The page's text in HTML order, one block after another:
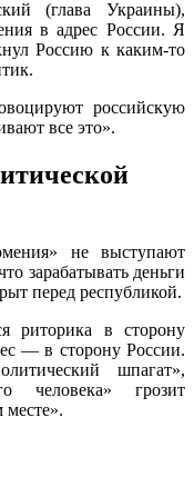
(глава Украины),
в адрес России. Я
Россию к каким-то
российскую
все это».
не выступают
зарабатывать деньги
перед республикой.
риторика в сторону
— в сторону России.
шпагат»,
человека» грозит
месте».